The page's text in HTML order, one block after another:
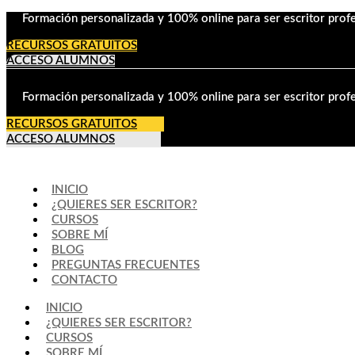
Formación personalizada y 100% online para ser escritor
RECURSOS GRATUITOS
ACCESO ALUMNOS
Formación personalizada y 100% online para ser escritor
RECURSOS GRATUITOS
ACCESO ALUMNOS
INICIO
¿QUIERES SER ESCRITOR?
CURSOS
SOBRE MÍ
BLOG
PREGUNTAS FRECUENTES
CONTACTO
INICIO
¿QUIERES SER ESCRITOR?
CURSOS